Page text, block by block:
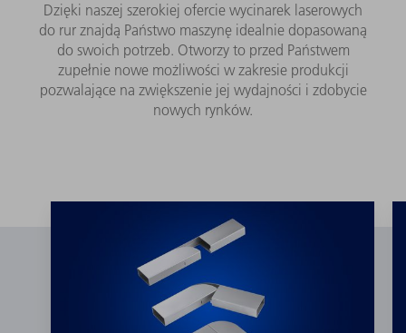
Dzięki naszej szerokiej ofercie wycinarek laserowych
do rur znajdą Państwo maszynę idealnie dopasowaną
do swoich potrzeb. Otworzy to przed Państwem
zupełnie nowe możliwości w zakresie produkcji
pozwalające na zwiększenie jej wydajności i zdobycie
nowych rynków.